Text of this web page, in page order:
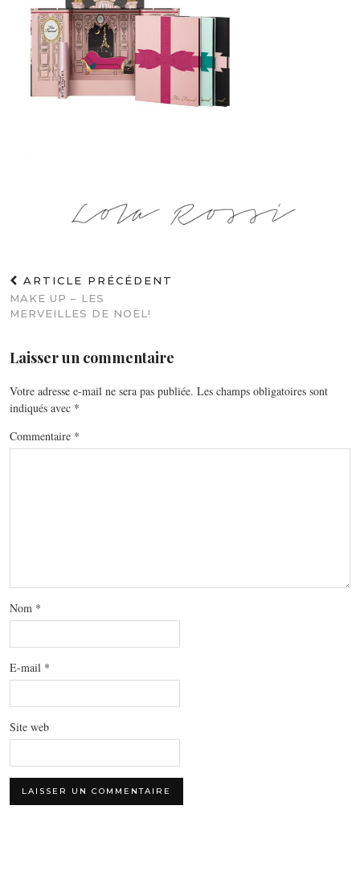
ARTICLE PRÉCÉDENT
MAKE UP – LES
MERVEILLES DE NOËL!
Laisser un commentaire
Votre adresse e-mail ne sera pas publiée. Les champs obligatoires sont
indiqués avec *
Commentaire *
Nom *
E-mail *
Site web